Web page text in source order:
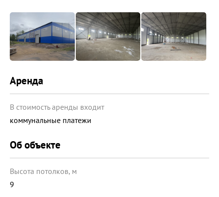
Аренда
В стоимость аренды входит
коммунальные платежи
Об объекте
Высота потолков, м
9